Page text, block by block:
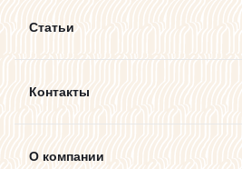
Статьи
Контакты
О компании